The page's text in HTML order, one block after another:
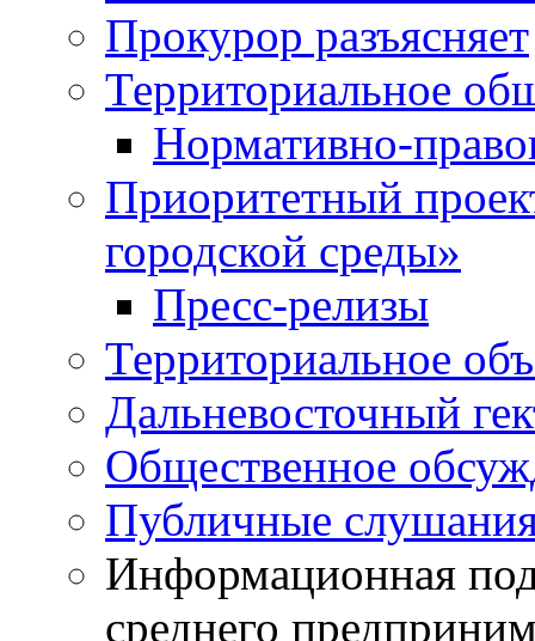
Прокурор разъясняет
Территориальное
Нормативно-
Приоритетный
городской среды»
Пресс-релизы
Территориальное
Дальневосточный
Общественное
Публичные
Информационная
среднего